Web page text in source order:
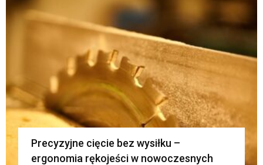
Precyzyjne cięcie bez wysiłku –
ergonomia rękojeści w nowoczesnych